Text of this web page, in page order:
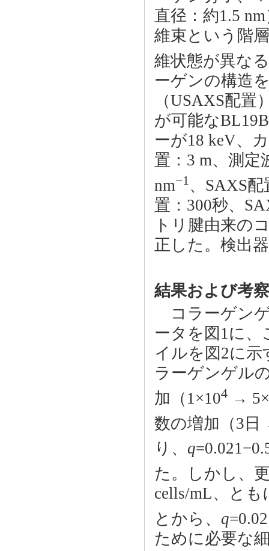
直径：約1.5
維束という階
維状態が異なる
ーゲンの構造
（USAXS配
が可能な
ーが18 keV、
置：3 m、測定
nm−1 、SAXS配
置：300秒、
トリ腱由来の
正した。検出
結果および考
コラーゲン
ータを図1に
イルを図2に示
ラーゲンゲル
加（1×104 →
数の増加（3日
り、 q
た。しかし、
cells/mL、と
とから、 q
ために必要な